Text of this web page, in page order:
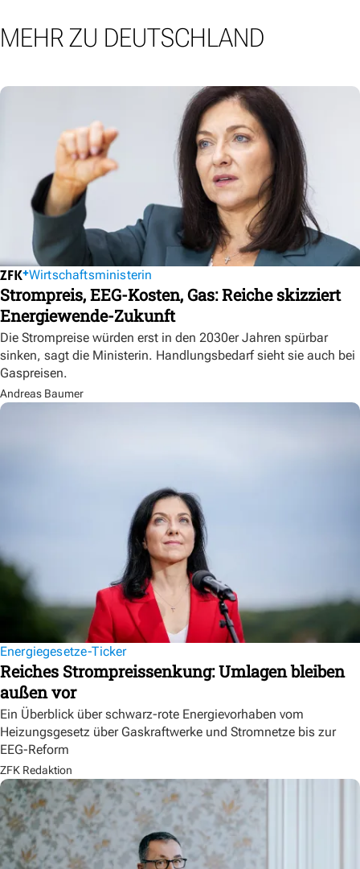
MEHR ZU DEUTSCHLAND
Wirtschaftsministerin
Strompreis, EEG-Kosten, Gas: Reiche skizziert
Energiewende-Zukunft
Die Strompreise würden erst in den 2030er Jahren spürbar
sinken, sagt die Ministerin. Handlungsbedarf sieht sie auch bei
Gaspreisen.
Andreas Baumer
Energiegesetze-Ticker
Reiches Strompreissenkung: Umlagen bleiben
außen vor
Ein Überblick über schwarz-rote Energievorhaben vom
Heizungsgesetz über Gaskraftwerke und Stromnetze bis zur
EEG-Reform
ZFK Redaktion